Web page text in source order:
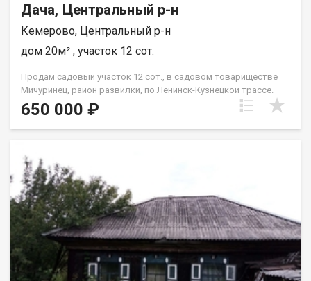
Дача, Центральный р-н
Кемерово, Центральный р-н
дом 20м² , участок 12 сот.
Продам садовый участок 12 сот., в садовом товариществе
Мичуринец, район развилки, по Ленинск-Кузнецкой трассе.
Участок в дали от соседей, прямоугольной формы,
электричество круглый год, вода ежедневно с мая по
сентябрь, на участке есть небольшой летний домик,
яблоня, ирга, миндальный орех. До остановки 10 мин ходьбы,
автобусы 101,105, 126, 131, 146. Участок в собственности,
документы в порядке.
650 000 ₽